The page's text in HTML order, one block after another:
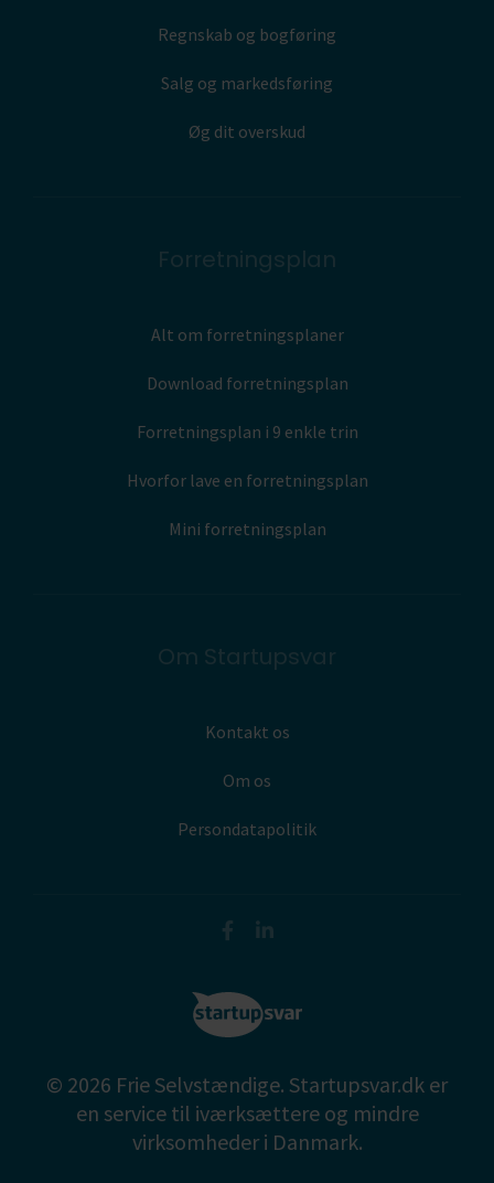
Regnskab og bogføring
Salg og markedsføring
Øg dit overskud
Forretningsplan
Alt om forretningsplaner
Download forretningsplan
Forretningsplan i 9 enkle trin
Hvorfor lave en forretningsplan
Mini forretningsplan
Om Startupsvar
Kontakt os
Om os
Persondatapolitik
© 2026 Frie Selvstændige. Startupsvar.dk er
en service til iværksættere og mindre
virksomheder i Danmark.